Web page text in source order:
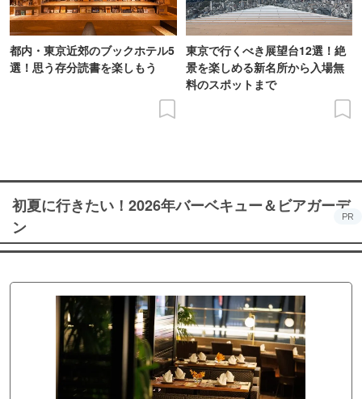
しても有名で、多くの姫神と結ばれ多くの子孫をのこしま
したが、男女の縁だけでなく、多種多様の縁も結んでくれ
る神様です。さらに境内には、2本のモッコクの木が1つに
結ばれた「夫婦(メオト)モッコク」がございます。この
「縁結びの木」を求めて、各地からご参拝に訪れます。
同時に、2枚の絵馬が1つに結ばれた「夢むすび絵馬」と
｢夢叶いお守り｣｢むすびお守り｣などのお守りも頒布してお
ります。
[安産祈願に]
て、母子の健康を祈願する習慣があります。「犬」は出産
が軽いと言うことにあやかり「戌の日」に安産祈願をし腹
帯を巻きます。さらに、子宝に恵まれたことを神様に感謝
し、母体の安全と無事に赤ちゃんが生まれることを祈願し
ます。当日、腹帯をご持参いただければ祈願受付の際にお
都内・東京近郊のブックホテル5
選！思う存分読書を楽しもう
東京で行くべき展望台12選！絶
景を楽しめる新名所から入場無
料のスポットまで
初夏に行きたい！2026年バーベキュー＆ビアガーデ
ン
PR